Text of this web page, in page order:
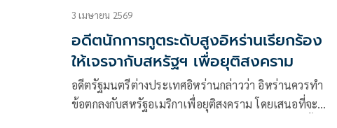
3 เมษายน 2569
อดีตนักการทูตระดับสูงอิหร่านเรียกร้อง
ให้เจรจากับสหรัฐฯ เพื่อยุติสงคราม
อดีตรัฐมนตรีต่างประเทศอิหร่านกล่าวว่า อิหร่านควรทำ
ข้อตกลงกับสหรัฐอเมริกาเพื่อยุติสงคราม โดยเสนอที่จะ